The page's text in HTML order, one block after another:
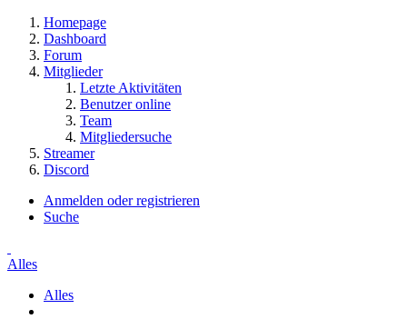
Homepage
Dashboard
Forum
Mitglieder
Letzte Aktivitäten
Benutzer online
Team
Mitgliedersuche
Streamer
Discord
Anmelden oder registrieren
Suche
Alles
Alles